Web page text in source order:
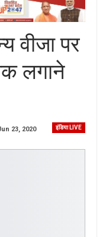
वीजा पर
लगाने
इंडिया LIVE
23, 2020